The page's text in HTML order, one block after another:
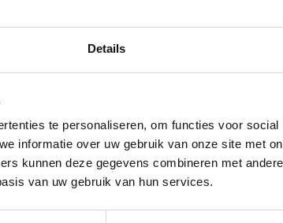
Details
te personaliseren, om functies voor
informatie over uw gebruik van onze site met
kunnen deze gegevens combineren met
van uw gebruik van hun services.
zwart